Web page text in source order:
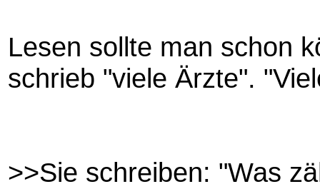
Lesen sollte man schon
schrieb "viele Ärzte".
>>Sie schreiben: "Was